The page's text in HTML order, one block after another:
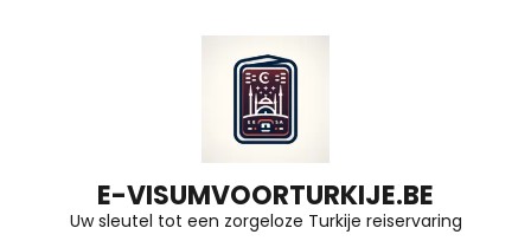
E-VISUMVOORTURKIJE.BE
Uw sleutel tot een zorgeloze Turkije reiservaring